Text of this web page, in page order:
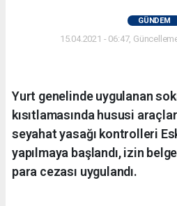
GÜNDEM
15.04.2021 - 06:47,
Yurt genelinde uygulanan
kısıtlamasında hususi
seyahat yasağı kontrolleri
yapılmaya başlandı, izin
para cezası uygulandı.